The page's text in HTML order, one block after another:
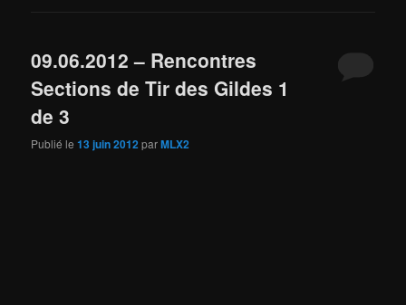
09.06.2012 – Rencontres
Sections de Tir des Gildes 1
de 3
Publié le13 juin 2012parMLX2